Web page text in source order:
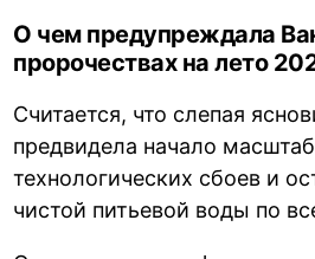
О чем предупреждала
пророчествах на лето
Считается, что слепая
предвидела начало
технологических сбоев и
чистой питьевой воды по